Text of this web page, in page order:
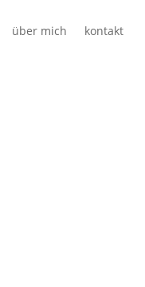
über mich kontakt